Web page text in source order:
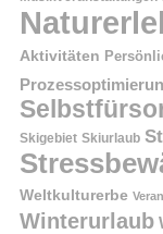
Aktivitäten
Skigebiet Skiurlaub
Weltkulturerbe
Winterurlaub